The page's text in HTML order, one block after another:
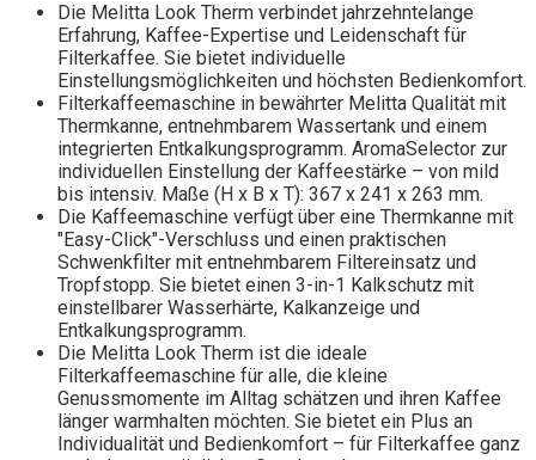
Die Melitta Look Therm verbindet jahrzehntelange
Erfahrung, Kaffee-Expertise und Leidenschaft für
Filterkaffee. Sie bietet individuelle
Einstellungsmöglichkeiten und höchsten Bedienkomfort.
Filterkaffeemaschine in bewährter Melitta Qualität mit
Thermkanne, entnehmbarem Wassertank und einem
integrierten Entkalkungsprogramm. AromaSelector zur
individuellen Einstellung der Kaffeestärke – von mild
bis intensiv. Maße (H x B x T): 367 x 241 x 263 mm.
Die Kaffeemaschine verfügt über eine Thermkanne mit
"Easy-Click"-Verschluss und einen praktischen
Schwenkfilter mit entnehmbarem Filtereinsatz und
Tropfstopp. Sie bietet einen 3-in-1 Kalkschutz mit
einstellbarer Wasserhärte, Kalkanzeige und
Entkalkungsprogramm.
Die Melitta Look Therm ist die ideale
Filterkaffeemaschine für alle, die kleine
Genussmomente im Alltag schätzen und ihren Kaffee
länger warmhalten möchten. Sie bietet ein Plus an
Individualität und Bedienkomfort – für Filterkaffee ganz